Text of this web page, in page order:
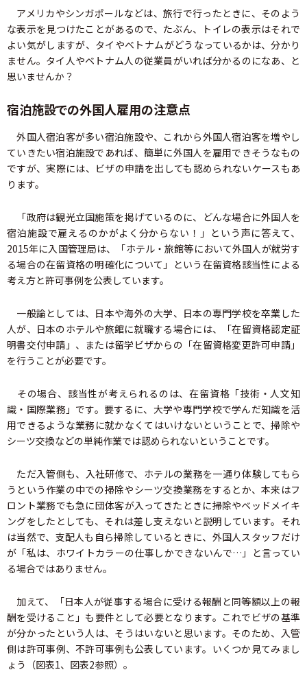
アメリカやシンガポールなどは、旅行で行ったときに、そのよう
な表示を見つけたことがあるので、たぶん、トイレの表示はそれで
よい気がしますが、タイやベトナムがどうなっているかは、分かり
ません。タイ人やベトナム人の従業員がいれば分かるのになあ、と
思いませんか？
宿泊施設での外国人雇用の注意点
外国人宿泊客が多い宿泊施設や、これから外国人宿泊客を増やし
ていきたい宿泊施設であれば、簡単に外国人を雇用できそうなもの
ですが、実際には、ビザの申請を出しても認められないケースもあ
ります。
「政府は観光立国施策を掲げているのに、どんな場合に外国人を
宿泊施設で雇えるのかがよく分からない！」という声に答えて、
2015年に入国管理局は、「ホテル・旅館等において外国人が就労す
る場合の在留資格の明確化について」という在留資格該当性による
考え方と許可事例を公表しています。
一般論としては、日本や海外の大学、日本の専門学校を卒業した
人が、日本のホテルや旅館に就職する場合には、「在留資格認定証
明書交付申請」、または留学ビザからの「在留資格変更許可申請」
を行うことが必要です。
その場合、該当性が考えられるのは、在留資格「技術・人文知
識・国際業務」です。要するに、大学や専門学校で学んだ知識を活
用できるような業務に就かなくてはいけないということで、掃除や
シーツ交換などの単純作業では認められないということです。
ただ入管側も、入社研修で、ホテルの業務を一通り体験してもら
うという作業の中での掃除やシーツ交換業務をするとか、本来はフ
ロント業務でも急に団体客が入ってきたときに掃除やベッドメイキ
ングをしたとしても、それは差し支えないと説明しています。それ
は当然で、支配人も自ら掃除しているときに、外国人スタッフだけ
が「私は、ホワイトカラーの仕事しかできないんで…」と言ってい
る場合ではありません。
加えて、「日本人が従事する場合に受ける報酬と同等額以上の報
酬を受けること」も要件として必要となります。これでビザの基準
が分かったという人は、そうはいないと思います。そのため、入管
側は許可事例、不許可事例も公表しています。いくつか見てみまし
ょう（図表1、図表2参照）。